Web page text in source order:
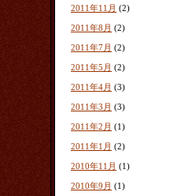
2011年11月 (2)
2011年8月 (2)
2011年7月 (2)
2011年5月 (2)
2011年4月 (3)
2011年3月 (3)
2011年2月 (1)
2011年1月 (2)
2010年11月 (1)
2010年9月 (1)